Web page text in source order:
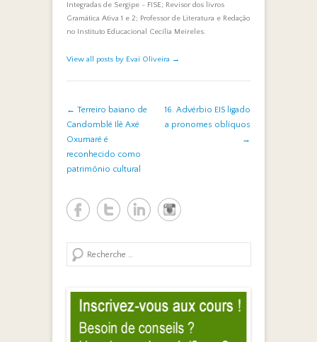
Integradas de Sergipe - FISE; Revisor dos livros
Gramática Ativa 1 e 2; Professor de Literatura e Redação
no Instituto Educacional Cecília Meireles.
View all posts by Evaí Oliveira →
Post navigation
← Terreiro baiano de
Candomblé Ilê Axé
Oxumaré é
reconhecido como
patrimônio cultural
16. Advérbio EIS ligado
a pronomes oblíquos
→
Search